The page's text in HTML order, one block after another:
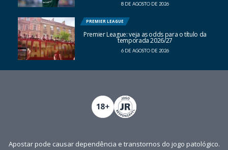
8 DE AGOSTO DE 2026
PREMIER LEAGUE
Premier League: veja as odds para o título da
temporada 2026/27
6 DE AGOSTO DE 2026
Apostar pode causar dependência e transtornos do jogo patológico.